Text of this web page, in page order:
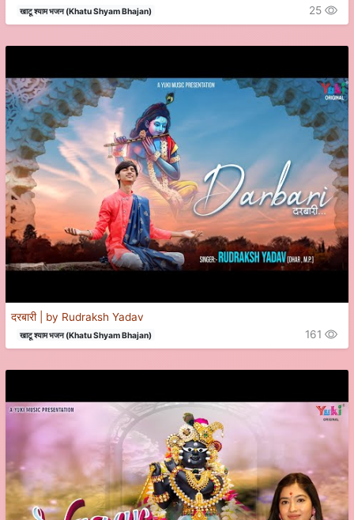
खाटू श्याम भजन (Khatu Shyam Bhajan) 25
दरबारी | by Rudraksh Yadav
खाटू श्याम भजन (Khatu Shyam Bhajan) 161